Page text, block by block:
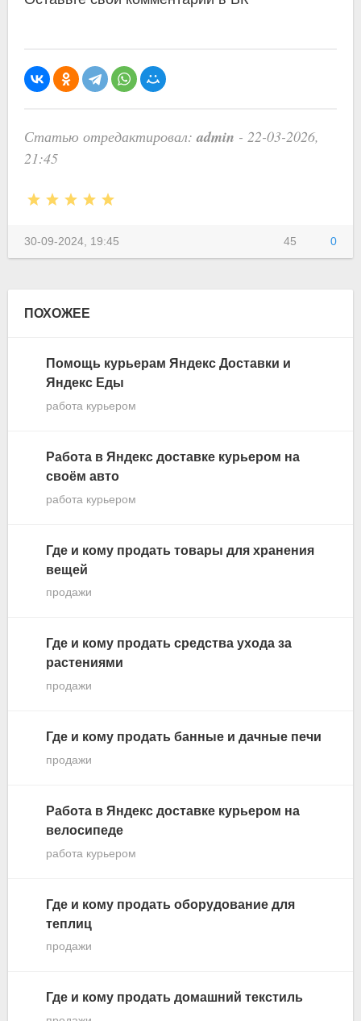
Статью отредактировал:admin - 22-03-2026,
21:45
45 0
30-09-2024, 19:45
ПОХОЖЕЕ
Помощь курьерам Яндекс Доставки и
Яндекс Еды
работа курьером
Работа в Яндекс доставке курьером на
своём авто
работа курьером
Где и кому продать товары для хранения
вещей
продажи
Где и кому продать средства ухода за
растениями
продажи
Где и кому продать банные и дачные печи
продажи
Работа в Яндекс доставке курьером на
велосипеде
работа курьером
Где и кому продать оборудование для
теплиц
продажи
Где и кому продать домашний текстиль